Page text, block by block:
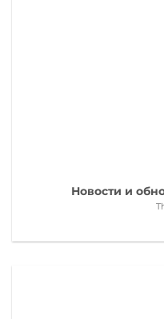
Новости и